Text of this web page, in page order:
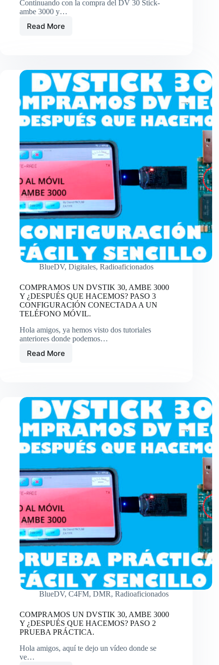
Continuando con la compra del DV 30 Stick-
ambe 3000 y…
Read MoreCOMPRAMOS
3000
Y
¿DESPUÉS
QUE
HACEMOS?
PASO
PRUEBA
PRÁCTICA
DEL
MÓVIL
EN
LA
CALLE
HABLANDO
EN
PLATAFORMAS
DIGITALES
EL
DV
30
ambe
3000
sin
conectarlo
al
teléfono.
BlueDV, Digitales, Radioaficionados
COMPRAMOS UN DVSTIK 30, AMBE 3000
Y ¿DESPUÉS QUE HACEMOS? PASO 3
CONFIGURACIÓN CONECTADA A UN
TELÉFONO MÓVIL.
Hola amigos, ya hemos visto dos tutoriales
anteriores donde podemos…
Read MoreCOMPRAMOS
3000
Y
¿DESPUÉS
QUE
HACEMOS?
PASO
CONFIGURACIÓN
CONECTADA
A
TELÉFONO
MÓVIL.
BlueDV, C4FM, DMR, Radioaficionados
COMPRAMOS UN DVSTIK 30, AMBE 3000
Y ¿DESPUÉS QUE HACEMOS? PASO 2
PRUEBA PRÁCTICA.
Hola amigos, aquí te dejo un vídeo donde se
ve…